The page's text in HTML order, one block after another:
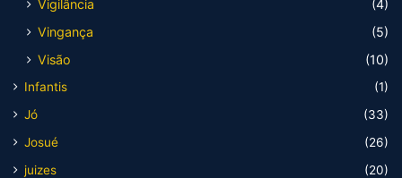
Vigilância
(4)
Vingança
(5)
Visão
(10)
Infantis
(1)
Jó
(33)
Josué
(26)
juizes
(20)